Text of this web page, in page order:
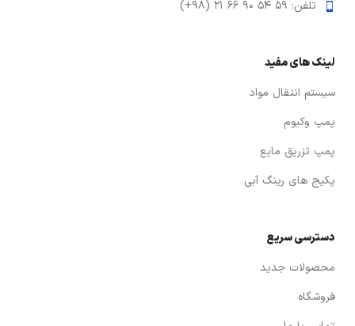
تلفن: ۵۹ ۵۴ ۹۰ ۶۶ ۲۱ (۹۸+)
لینک های مفید
سیستم انتقال مواد
پمپ وکیوم
پمپ تزریق مایع
پکیج های رینگ آبی
دسترسی سریع
محصولات جدید
فروشگاه